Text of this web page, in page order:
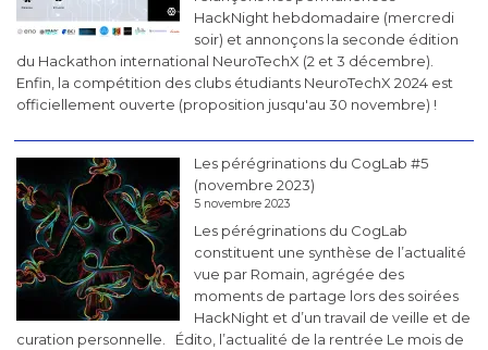
HackNight hebdomadaire (mercredi
soir) et annonçons la seconde édition
du Hackathon international NeuroTechX (2 et 3 décembre).
Enfin, la compétition des clubs étudiants NeuroTechX 2024 est
officiellement ouverte (proposition jusqu'au 30 novembre) !
Les pérégrinations du CogLab #5
(novembre 2023)
5 novembre 2023
Les pérégrinations du CogLab
constituent une synthèse de l’actualité
vue par Romain, agrégée des
moments de partage lors des soirées
HackNight et d’un travail de veille et de
curation personnelle. Édito, l’actualité de la rentrée Le mois de